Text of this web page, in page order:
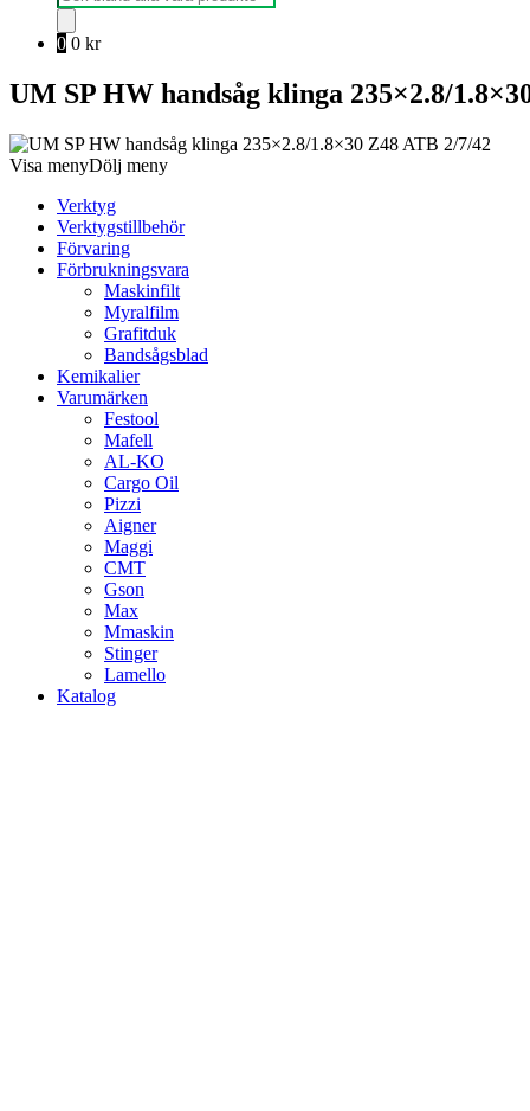
0 0 kr
UM SP HW handsåg klinga 235×2.8/
Visa menyDölj meny
Verktyg
Verktygstillbehör
Förvaring
Förbrukningsvara
Maskinfilt
Myralfilm
Grafitduk
Bandsågsblad
Kemikalier
Varumärken
Festool
Mafell
AL-KO
Cargo Oil
Pizzi
Aigner
Maggi
CMT
Gson
Max
Mmaskin
Stinger
Lamello
Katalog